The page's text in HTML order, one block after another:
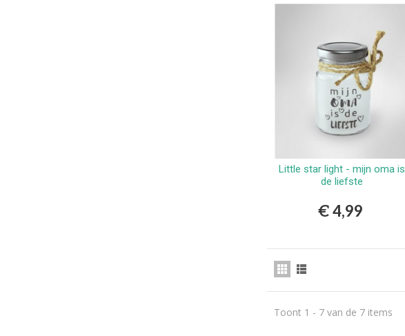
Bestellen
Little star light - mijn oma is
de liefste
€ 4,99
Toont 1 - 7 van de 7 items